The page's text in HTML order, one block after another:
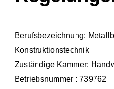
Berufsbezeichnung:
Konstruktionstechnik
Zuständige Kammer:
Betriebsnummer : 739762